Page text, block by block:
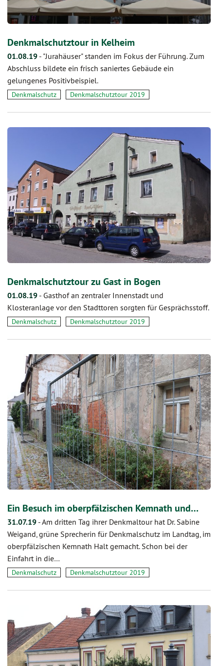
Denkmalschutztour in Kelheim
01.08.19 - "Jurahäuser" standen im Fokus der Führung. Zum
Abschluss bildete ein frisch saniertes Gebäude ein
gelungenes Positivbeispiel.
Denkmalschutz Denkmalschutztour 2019
Denkmalschutztour zu Gast in Bogen
01.08.19 - Gasthof an zentraler Innenstadt und
Klosteranlage vor den Stadttoren sorgten für Gesprächsstoff.
Denkmalschutz Denkmalschutztour 2019
Ein Besuch im oberpfälzischen Kemnath und…
31.07.19 -Am dritten Tag ihrer Denkmaltour hat Dr. Sabine
Weigand, grüne Sprecherin für Denkmalschutz im Landtag, im
oberpfälzischen Kemnath Halt gemacht. Schon bei der
Einfahrt in die…
Denkmalschutz Denkmalschutztour 2019